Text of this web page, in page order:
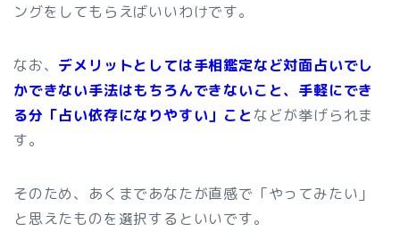
ングをしてもらえばいいわけです。
なお、 デメリットとしては手相鑑定など対面占いでし
かできない手法はもちろんできないこと、手軽にでき
る分「占い依存になりやすい」ことなどが挙げられま
す。
そのため、あくまであなたが直感で「やってみたい」
と思えたものを選択するといいです。